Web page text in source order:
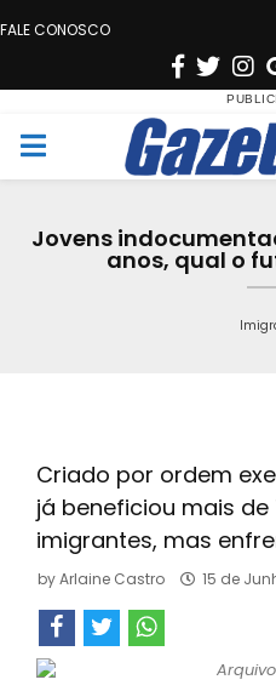
FALE CONOSCO
F
c
e
o
o
T
w
i
t
e
n
s
t
g
r
a
M
Jovens
anos, qual o
Criado por ordem
já beneficiou mais de
imigrantes, mas
byArlaine Castro 15 de